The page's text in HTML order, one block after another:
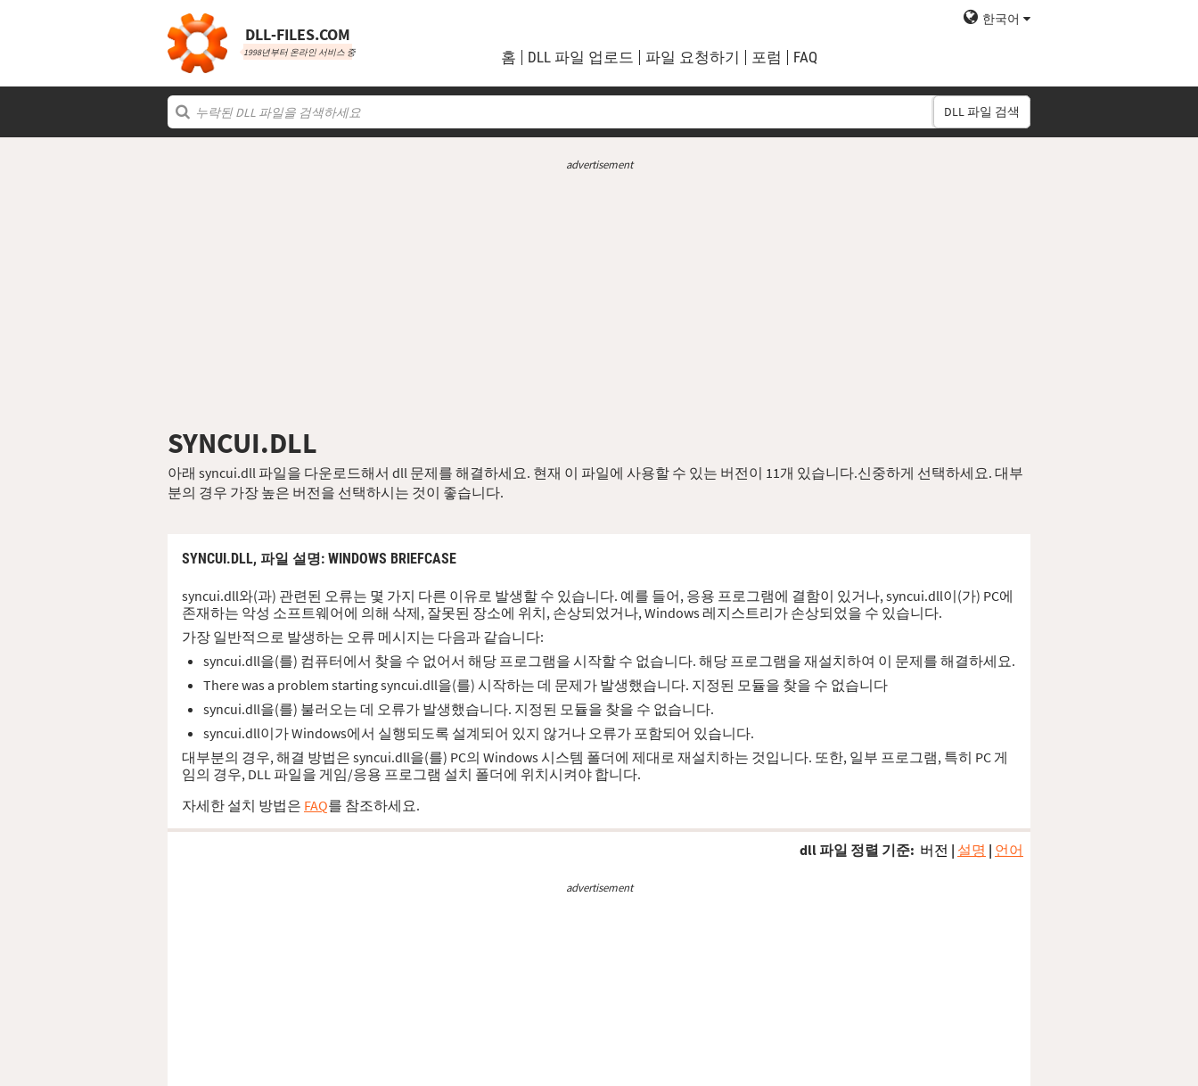
DLL‑FILES.COM
1998년부터 온라인 서비스 중
한국어
홈 DLL 파일 업로드 파일 요청하기 포럼 FAQ
DLL 파일 검색
advertisement
SYNCUI.DLL
아래 syncui.dll 파일을 다운로드해서 dll 문제를 해결하세요. 현재 이 파일에 사용할 수 있는 버전이 11개 있습니다.신중하게 선택하세요. 대부
분의 경우 가장 높은 버전을 선택하시는 것이 좋습니다.
SYNCUI.DLL, 파일 설명: WINDOWS BRIEFCASE
syncui.dll와(과) 관련된 오류는 몇 가지 다른 이유로 발생할 수 있습니다. 예를 들어, 응용 프로그램에 결함이 있거나, syncui.dll이(가) PC에
존재하는 악성 소프트웨어에 의해 삭제, 잘못된 장소에 위치, 손상되었거나, Windows 레지스트리가 손상되었을 수 있습니다.
가장 일반적으로 발생하는 오류 메시지는 다음과 같습니다:
syncui.dll을(를) 컴퓨터에서 찾을 수 없어서 해당 프로그램을 시작할 수 없습니다. 해당 프로그램을 재설치하여 이 문제를 해결하세요.
There was a problem starting syncui.dll을(를) 시작하는 데 문제가 발생했습니다. 지정된 모듈을 찾을 수 없습니다
syncui.dll을(를) 불러오는 데 오류가 발생했습니다. 지정된 모듈을 찾을 수 없습니다.
syncui.dll이가 Windows에서 실행되도록 설계되어 있지 않거나 오류가 포함되어 있습니다.
대부분의 경우, 해결 방법은 syncui.dll을(를) PC의 Windows 시스템 폴더에 제대로 재설치하는 것입니다. 또한, 일부 프로그램, 특히 PC 게
임의 경우, DLL 파일을 게임/응용 프로그램 설치 폴더에 위치시켜야 합니다.
자세한 설치 방법은 FAQ를 참조하세요.
dll 파일 정렬 기준: 버전 | 설명 | 언어
advertisement